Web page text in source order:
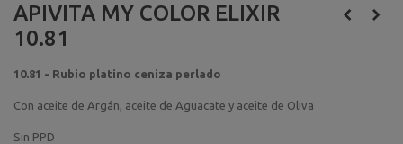
APIVITA MY COLOR ELIXIR
10.81
10.81 - Rubio platino ceniza perlado
Con aceite de Argán, aceite de Aguacate y aceite de Oliva
Sin PPD